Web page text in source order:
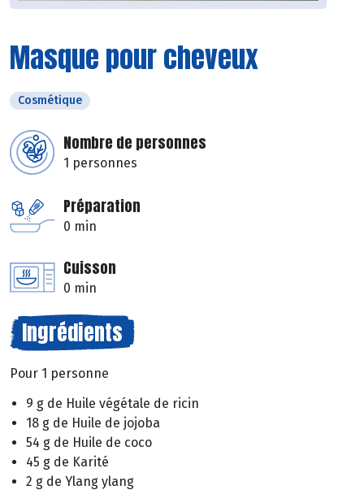
Masque pour cheveux
Cosmétique
Nombre de personnes
1 personnes
Préparation
0 min
Cuisson
0 min
Ingrédients
Pour 1 personne
9 g de Huile végétale de ricin
18 g de Huile de jojoba
54 g de Huile de coco
45 g de Karité
2 g de Ylang ylang